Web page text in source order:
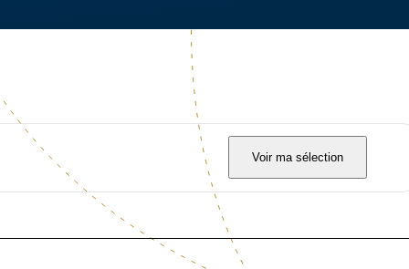
Voir ma sélection